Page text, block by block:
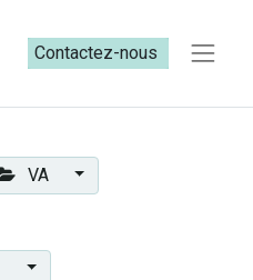
Contactez-nous​​
VA